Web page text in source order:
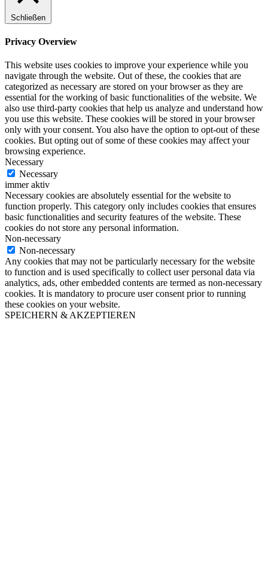
Schließen
Privacy Overview
This website uses cookies to improve your experience while you
navigate through the website. Out of these, the cookies that are
categorized as necessary are stored on your browser as they are
essential for the working of basic functionalities of the website. We
also use third-party cookies that help us analyze and understand how
you use this website. These cookies will be stored in your browser
only with your consent. You also have the option to opt-out of these
cookies. But opting out of some of these cookies may affect your
browsing experience.
Necessary
Necessary
immer aktiv
Necessary cookies are absolutely essential for the website to
function properly. This category only includes cookies that ensures
basic functionalities and security features of the website. These
cookies do not store any personal information.
Non-necessary
Non-necessary
Any cookies that may not be particularly necessary for the website
to function and is used specifically to collect user personal data via
analytics, ads, other embedded contents are termed as non-necessary
cookies. It is mandatory to procure user consent prior to running
these cookies on your website.
SPEICHERN & AKZEPTIEREN